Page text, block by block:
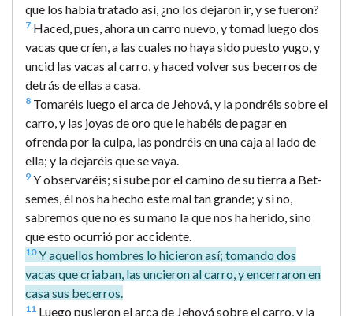
que los había tratado así, ¿no los dejaron ir, y se fueron?
7 Haced, pues, ahora un carro nuevo, y tomad luego dos
vacas que críen, a las cuales no haya sido puesto yugo, y
uncid las vacas al carro, y haced volver sus becerros de
detrás de ellas a casa.
8 Tomaréis luego el arca de Jehová, y la pondréis sobre el
carro, y las joyas de oro que le habéis de pagar en
ofrenda por la culpa, las pondréis en una caja al lado de
ella; y la dejaréis que se vaya.
9 Y observaréis; si sube por el camino de su tierra a Bet-
semes, él nos ha hecho este mal tan grande; y si no,
sabremos que no es su mano la que nos ha herido, sino
que esto ocurrió por accidente.
10Y aquellos hombres lo hicieron así; tomando dos
vacas que criaban, las uncieron al carro, y encerraron en
casa sus becerros.
11 Luego pusieron el arca de Jehová sobre el carro, y la